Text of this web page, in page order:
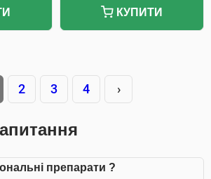
КУПИТИ
2 3 4 ›
препарати ?